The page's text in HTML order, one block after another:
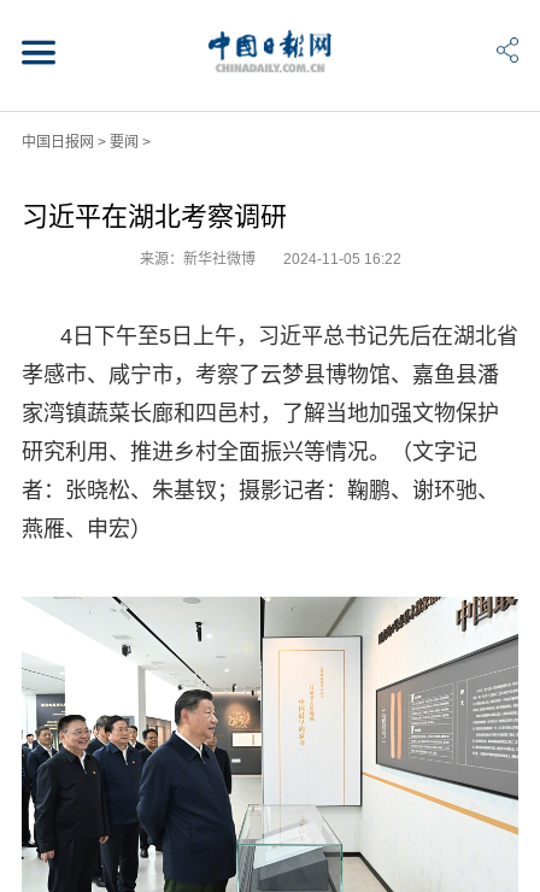
中国日报网 > 要闻 >
习近平在湖北考察调研
来源：新华社微博 2024-11-05 16:22
4日下午至5日上午，习近平总书记先后在湖北省
孝感市、咸宁市，考察了云梦县博物馆、嘉鱼县潘
家湾镇蔬菜长廊和四邑村，了解当地加强文物保护
研究利用、推进乡村全面振兴等情况。（文字记
者：张晓松、朱基钗；摄影记者：鞠鹏、谢环驰、
燕雁、申宏）